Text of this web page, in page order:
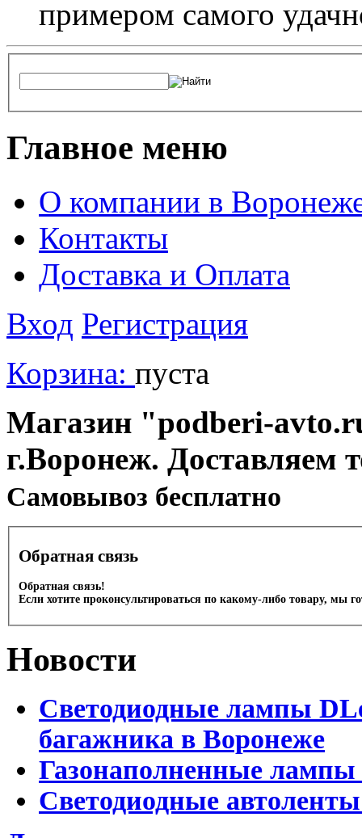
примером самого
Главное меню
О компании в
Контакты
Доставка и Оплата
Вход Регистрация
Корзина: пуста
Магазин "podberi-
г.Воронеж. Доставляем
Cамовывоз бесплатно
Обратная связь
Обратная связь!
Если хотите проконсультироваться по какому-либо товару, мы
Новости
Светодиодные лампы
багажника в Воронеже
Газонаполненные
Светодиодные